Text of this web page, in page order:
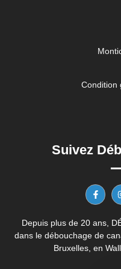
Condition
Suivez
Depuis plus de 20 ans,
dans le débouchage de
Bruxelles, en